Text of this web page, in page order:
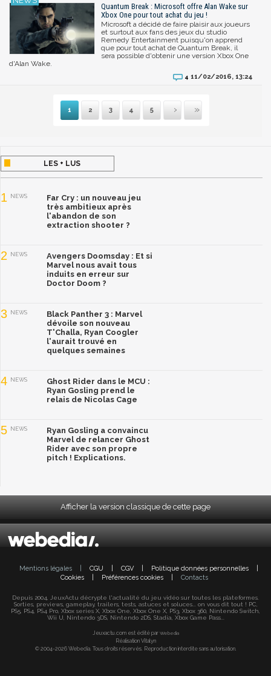
Quantum Break : Microsoft offre Alan Wake sur
Xbox One pour tout achat du jeu !
Microsoft a décidé de faire plaisir aux joueurs
et surtout aux fans des jeux du studio
Remedy Entertainment puisqu'on apprend
que pour tout achat de Quantum Break, il
sera possible d'obtenir une version Xbox One
d'Alan Wake.
4 11/02/2016, 13:24
1 2 3 4 5
Suivante
Dernière
LES + LUS
1 NEWS
Far Cry : un nouveau jeu
très ambitieux après
l'abandon de son
extraction shooter ?
2 NEWS
Avengers Doomsday : Et si
Marvel nous avait tous
induits en erreur sur
Doctor Doom ?
3 NEWS
Black Panther 3 : Marvel
dévoile son nouveau
T'Challa, Ryan Coogler
l'aurait trouvé en
quelques semaines
4 NEWS
Ghost Rider dans le MCU :
Ryan Gosling prend le
relais de Nicolas Cage
5 NEWS
Ryan Gosling a convaincu
Marvel de relancer Ghost
Rider avec son propre
pitch ! Explications.
Afficher la version classique de cette page
Mentions légales CGU CGV Politique données personnelles
Cookies
Préférences cookies Contacts
Depuis 2004, JeuxActu décrypte l'actualité du jeu vidéo sur toutes les plateformes.
Sorties, previews, gameplay, trailers, tests, astuces et soluces... on vous dit tout ! PC,
PS5, PS4, PS4 Pro, Xbox series X, Xbox One, Xbox One X, PS3, Xbox 360, Nintendo Switch,
Wii U, Nintendo 3DS, Nintendo 2DS, Stadia, Xbox Game Pass...
Jeuxactu.com est édité par Webedia
Réalisation Vitalyn
© 2004-2026 Webedia. Tous droits réservés. Reproduction interdite sans autorisation.